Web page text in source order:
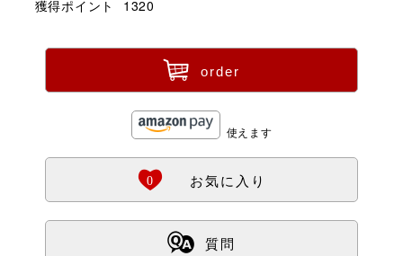
獲得ポイント
1320
ü order
使えます
Ö
0 お気に入り
ß 質問